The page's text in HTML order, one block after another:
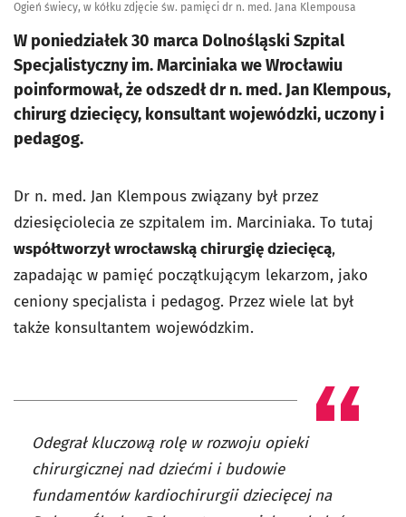
Ogień świecy, w kółku zdjęcie św. pamięci dr n. med. Jana Klempousa
W poniedziałek 30 marca Dolnośląski Szpital
Specjalistyczny im. Marciniaka we Wrocławiu
poinformował, że odszedł dr n. med. Jan Klempous,
chirurg dziecięcy, konsultant wojewódzki, uczony i
pedagog.
Dr n. med. Jan Klempous związany był przez
dziesięciolecia ze szpitalem im. Marciniaka. To tutaj
współtworzył wrocławską chirurgię dziecięcą,
zapadając w pamięć początkującym lekarzom, jako
ceniony specjalista i pedagog. Przez wiele lat był
także konsultantem wojewódzkim.
Odegrał kluczową rolę w rozwoju opieki
chirurgicznej nad dziećmi i budowie
fundamentów kardiochirurgii dziecięcej na